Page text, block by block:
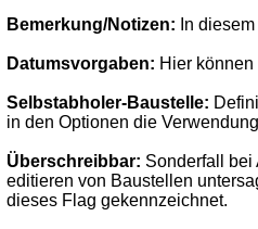
Bemerkung/Notizen: In
Datumsvorgaben: Hier
Selbstabholer-Baustelle:
in den Optionen die
Überschreibbar: Sonderfall bei
editieren von Baustellen
dieses Flag gekennzeichnet.